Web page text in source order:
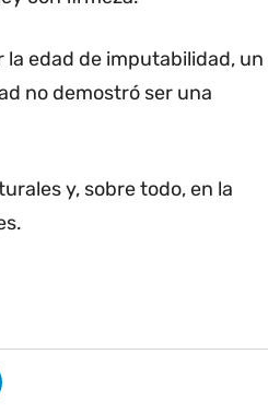
edad de imputabilidad, un
no demostró ser una
y, sobre todo, en la